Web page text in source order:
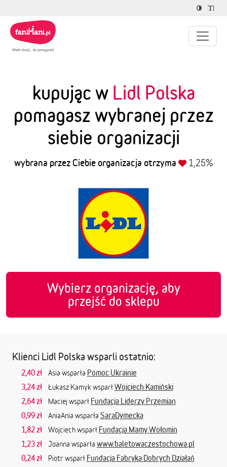
kupując w Lidl Polska
pomagasz wybranej przez
siebie organizacji
wybrana przez Ciebie organizacja otrzyma 1,25%
Wybierz organizację, aby
przejść do sklepu
Klienci Lidl Polska wsparli ostatnio:
2,40 zł Asia wsparła Pomoc Ukrainie
3,24 zł
Łukasz Kamyk wsparłWojciech Kamiński
2,64 zł
Maciej wsparł Fundacja Liderzy Przemian
0,99 zł
AniaAnia wsparła SaraDymecka
1,82 zł
Wojciech wsparł Fundacja Mamy Wołomin
1,23 zł
Joanna wsparła www.baletowaczestochowa.pl
0,24 zł
Piotr wsparł Fundacja Fabryka Dobrych Działań